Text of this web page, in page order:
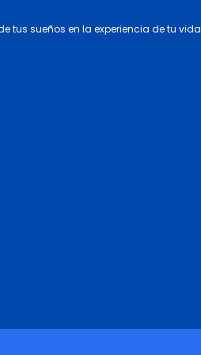
tus sueños en la experiencia de tu vida